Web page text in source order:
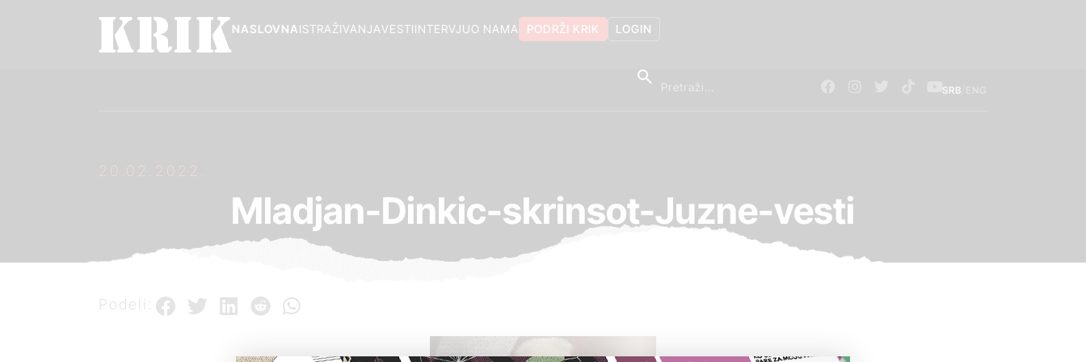
LOGIN
PODRŽI KRIK
O NAMA
INTERVJU
VESTI
ISTRAŽIVANJA
NASLOVNA
SRB
20.02.2022.
Mladjan-Dinkic-skrinsot-Juzne-vesti
Podeli: